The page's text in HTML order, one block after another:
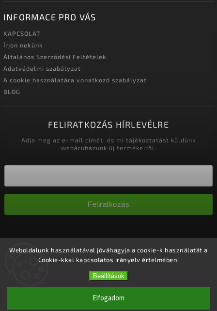
Weboldalunk használatával jóváhagyja a cookie-k használatát a
Cookie-kkal kapcsolatos irányelv értelmében.
Beállítások
Elfogadom
INFORMACE PRO VÁS
KAPCSOLAT
Írjon nekünk
Általános Szerződési Feltételek
Adatvédelmi szabályzat
A cookie használatára vonatkozó szabályzat
BLOG
FELIRATKOZÁS HÍRLEVÉLRE
Adja meg az e-mail címét, és mi tájékoztatást küldünk
webáruházunk új termékeiről.
Feliratkozás
fenntartva.
Süti beállítások szerkesztése
Shoptet| DesignShoptak.cz.